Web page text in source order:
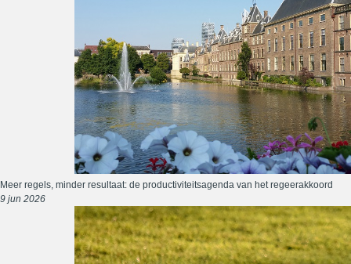
Meer regels, minder resultaat: de productiviteitsagenda van het regeerakkoord
9 jun 2026